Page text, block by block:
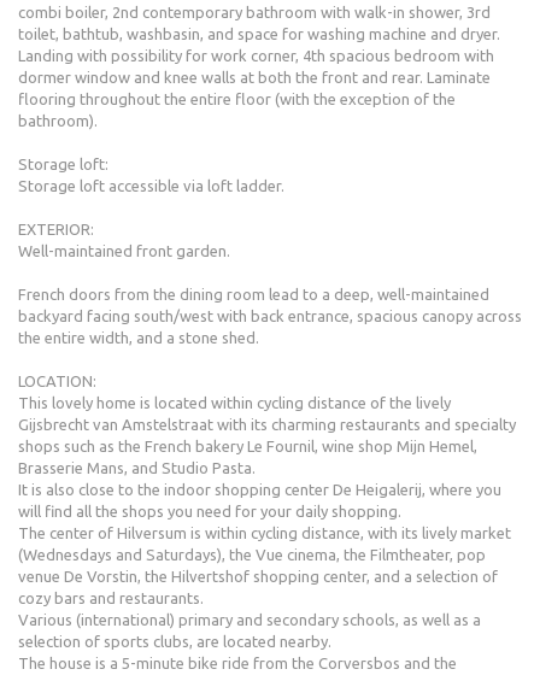
combi boiler, 2nd contemporary bathroom with walk-in shower, 3rd
toilet, bathtub, washbasin, and space for washing machine and dryer.
Landing with possibility for work corner, 4th spacious bedroom with
dormer window and knee walls at both the front and rear. Laminate
flooring throughout the entire floor (with the exception of the
bathroom).
Storage loft:
Storage loft accessible via loft ladder.
EXTERIOR:
Well-maintained front garden.
French doors from the dining room lead to a deep, well-maintained
backyard facing south/west with back entrance, spacious canopy across
the entire width, and a stone shed.
LOCATION:
This lovely home is located within cycling distance of the lively
Gijsbrecht van Amstelstraat with its charming restaurants and specialty
shops such as the French bakery Le Fournil, wine shop Mijn Hemel,
Brasserie Mans, and Studio Pasta.
It is also close to the indoor shopping center De Heigalerij, where you
will find all the shops you need for your daily shopping.
The center of Hilversum is within cycling distance, with its lively market
(Wednesdays and Saturdays), the Vue cinema, the Filmtheater, pop
venue De Vorstin, the Hilvertshof shopping center, and a selection of
cozy bars and restaurants.
Various (international) primary and secondary schools, as well as a
selection of sports clubs, are located nearby.
The house is a 5-minute bike ride from the Corversbos and the